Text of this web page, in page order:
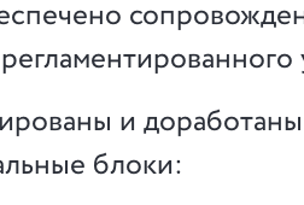
и доработаны
блоки: